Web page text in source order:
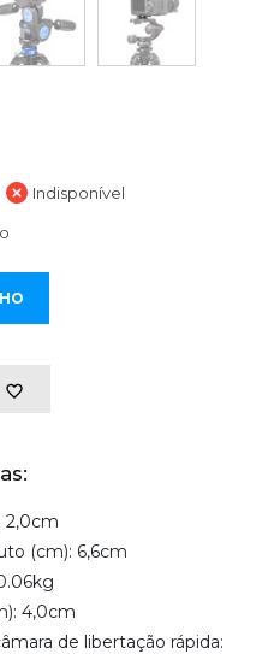
Indisponível
2,0cm
(cm): 6,6cm
4,0cm
de libertação rápida: